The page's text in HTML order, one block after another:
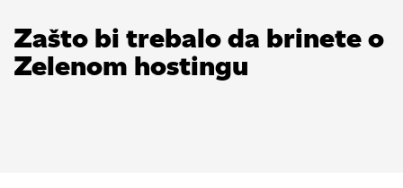
Zašto bi trebalo da brinete o
Zelenom hostingu